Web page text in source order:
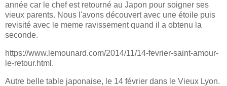
année car le chef est retourné au Japon pour soigner ses
vieux parents. Nous l'avons découvert avec une étoile puis
revisité avec le meme ravissement quand il a obtenu la
seconde.
https://www.lemounard.com/2014/11/14-fevrier-saint-amour-
le-retour.html.
Autre belle table japonaise, le 14 février dans le Vieux Lyon.